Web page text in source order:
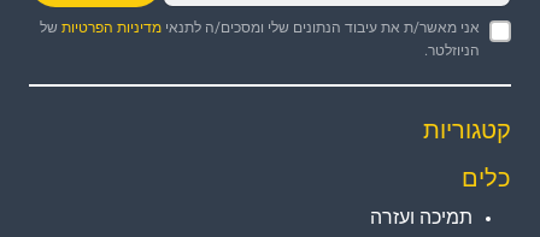
אני מאשר/ת את עיבוד הנתונים שלי ומסכים/ה לתנאימדיניות הפרטיות של
הניוזלטר.
קטגוריות
כלים
תמיכה ועזרה